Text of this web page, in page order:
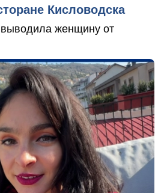
Кисловодска
женщину от